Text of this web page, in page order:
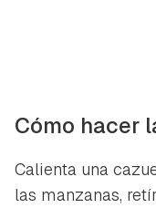
Cómo hacer
Calienta una
las manzanas,